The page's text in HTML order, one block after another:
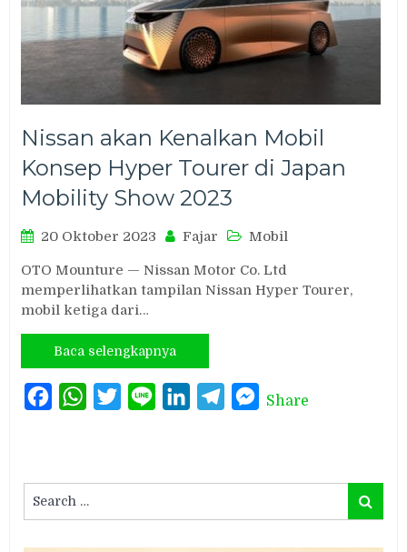
Nissan akan Kenalkan Mobil
Konsep Hyper Tourer di Japan
Mobility Show 2023
20 Oktober 2023 Fajar Mobil
OTO Mounture — Nissan Motor Co. Ltd
memperlihatkan tampilan Nissan Hyper Tourer,
mobil ketiga dari…
Baca selengkapnya
FacebookWhatsAppTwitterLine LinkedInTelegramMessenger
Share
for:
Search